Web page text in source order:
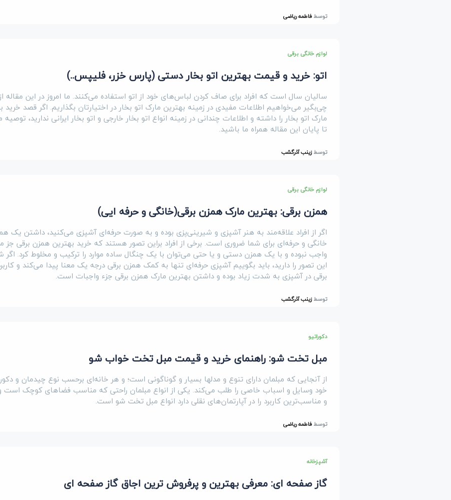
توسطفاطمه ریاضی
لوازم خانگی برقی
اتو: خرید و قیمت بهترین اتو بخار دستی (پارس خزر، فلیپس..)
سالیان سال است که افراد برای صاف کردن لباس‌های خود از اتو استفاده می‌کنند. ما امروز در این مقاله
چی‌بگیر می‌خواهیم اطلاعات مفیدی در زمینه بهترین مارک اتو بخار در اختیارتان بگذاریم. اگر قصد خرید
مارک اتو بخار را داشته و اطلاعات چندانی در زمینه انواع اتو بخار خارجی و اتو بخار ایرانی ندارید،
تا پایان این مقاله همراه ما باشید.
توسطزینب آذرگشب
لوازم خانگی برقی
همزن برقی: بهترین مارک همزن برقی(خانگی و حرفه ایی)
اگر از افراد علاقه‌مند به هنر آشپزی و شیرینی‌پزی بوده و به صورت حرفه‌ای آشپزی می‌کنید، داشتن یک
خانگی و حرفه‌ای برای شما ضروری است. برخی از افراد براین تصور هستند که خرید بهترین همزن برقی جز
واجب نبوده و با یک همزن دستی و یا حتی می‌توان با یک چنگال ساده موارد را ترکیب و مخلوط کرد. اگر
این تصور را دارید، باید بگوییم آشپزی حرفه‌ای تنها به کمک همزن برقی درجه یک معنا پیدا می‌کند و
برقی در آشپزی به شدت زیاد بوده و داشتن بهترین مارک همزن برقی جزء واجبات است.
توسطزینب آذرگشب
دکوراتیو
مبل تخت شو: راهنمای خرید و قیمت مبل تخت خواب شو
از آنجایی که مبلمان دارای تنوع و مدلها بسیار و گوناگونی است؛ و هر خانه‌ای برحسب نوع چیدمان و
خود وسایل و اسباب خاصی را طلب می‌کند. یکی از انواع مبلمان راحتی که مناسب فضاهای کوچک است
و مناسب‌ترین کاربرد را در آپارتمان‌های نقلی دارد انواع مبل‌ تخت شو است.
توسطفاطمه ریاضی
آشپزخانه
گاز صفحه ای: معرفی بهترین و پرفروش ترین اجاق گاز صفحه ای